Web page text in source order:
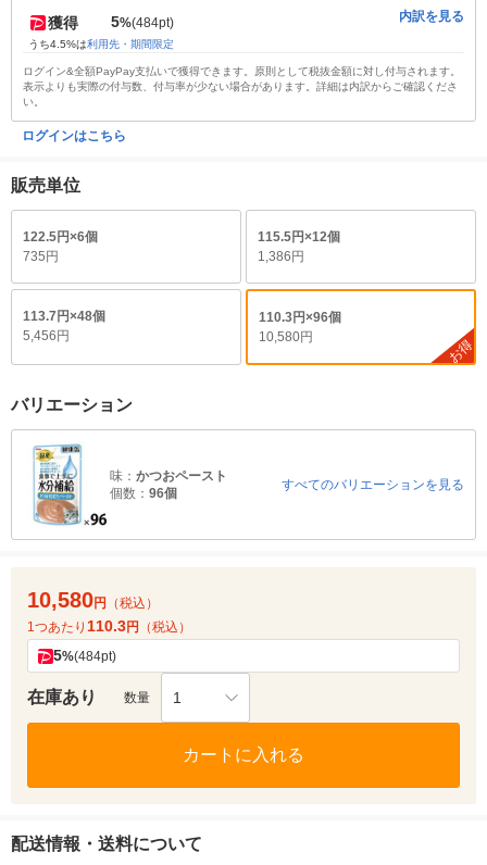
獲得 5%(484pt)
うち4.5%は利用先・期間限定
内訳を見る
ログイン&全額PayPay支払いで獲得できます。原則として税抜金額に対し付与されます。
表示よりも実際の付与数、付与率が少ない場合があります。詳細は内訳からご確認くださ
い。
ログインはこちら
販売単位
122.5円×6個
735円
115.5円×12個
1,386円
113.7円×48個
5,456円
110.3円×96個
10,580円
お得
バリエーション
味： かつおペースト
個数： 96個
すべてのバリエーションを見る
10,580円
（税込）
1つあたり 110.3円 （税込）
5%(484pt)
在庫あり 数量 1
カートに入れる
配送情報・送料について